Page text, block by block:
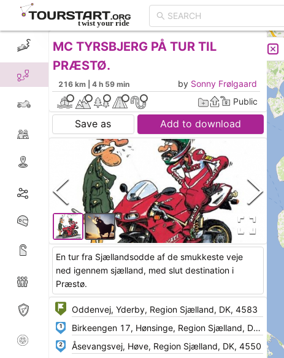
CREATE TOUR LIST
MC TYRSBJERG PÅ TUR TIL
PRÆSTØ.
216 km | 4 h 59 min by Sonny Frølgaard
Public
Save as Add to download
En tur fra Sjællandsodde af de smukkeste veje
ned igennem sjælland, med slut destination i
Præstø.
1
2